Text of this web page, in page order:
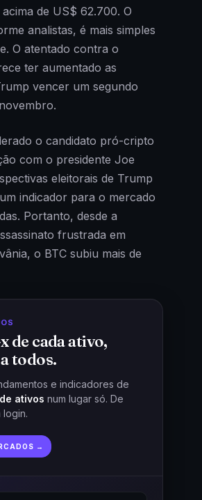
de US$ 62.700. O
analistas, é mais simples
O atentado contra o
ter aumentado as
vencer um segundo
o candidato pró-cripto
com o presidente Joe
eleitorais de Trump
indicador para o mercado
Portanto, desde a
frustrada em
o BTC subiu mais de
de cada ativo,
todos.
e indicadores de
ativos num lugar só. De
login.
→